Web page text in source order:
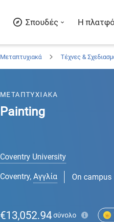
Σπουδές Η
Μεταπτυχιακά Τέχνες &
ΜΕΤΑΠΤΥΧΙΑΚΑ
Painting
Coventry University
Coventry, Αγγλία On campus
€13,052.94σύνολο